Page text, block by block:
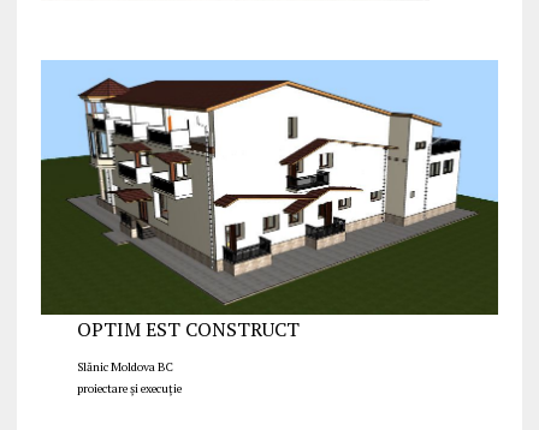
OPTIM EST CONSTRUCT
Slănic Moldova BC
proiectare și execuție